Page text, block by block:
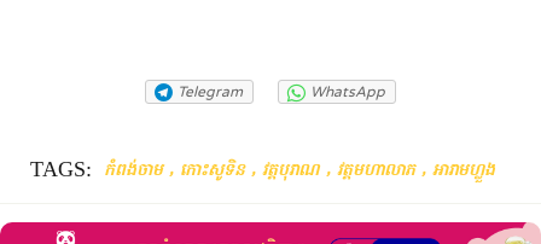
Telegram WhatsApp
TAGS: កំពង់ចាម , កោះសូទិន , វត្តបុរាណ , វត្តមហាលាភ , អារាមហ្លួង